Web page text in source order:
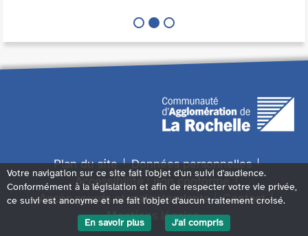
Plan du site
Données personnelles
Accessibilité : non conforme
Accès sourds et malentendants
Contact
Mentions légales
Votre navigation sur ce site fait l'objet d'un suivi d'audience.
Conformément à la législation et afin de respecter votre vie privée,
ce suivi est anonyme et ne fait l'objet d'aucun traitement croisé.
En savoir plus
J'ai compris